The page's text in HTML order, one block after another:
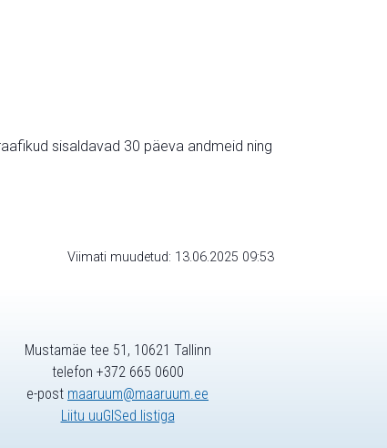
sisaldavad 30 päeva andmeid ning
Viimati muudetud: 13.06.2025 09:53
Mustamäe tee 51, 10621 Tallinn
telefon +372 665 0600
e-post maaruum@maaruum.ee
Liitu uuGISed listiga